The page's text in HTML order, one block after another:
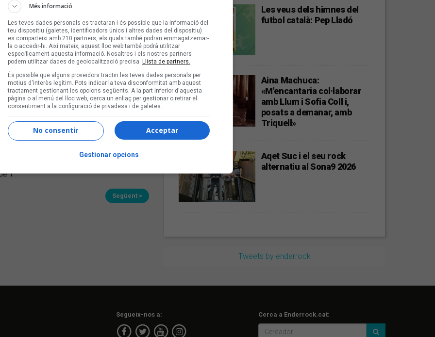
de Buhos amb Leire
Strippers de Rahola, Boc
dies
1
Següent >
Les veus dels himnes del
futbol català: Pep Lladó
Aina Machuca:
«M'encantaria col·laborar
amb Llum i Sofia Coll i,
posats a demanar, amb
Triquell»
Aqet Suc i el seu rock
alternatiu al Sona9 2026
Tweets by enderrock
Segueix-nos a: Cerca a Enderrock.cat:
Més informació
Les teves dades personals es tractaran i és possible que la informació del
teu dispositiu (galetes, identificadors únics i altres dades del dispositiu)
es comparteixi amb 210 partners, els quals també podran emmagatzemar-
la o accedir-hi. Així mateix, aquest lloc web també podrà utilitzar
específicament aquesta informació. Nosaltres i els nostres partners
podem utilitzar dades de geolocalització precisa. Llista de partners.
És possible que alguns proveïdors tractin les teves dades personals per
motius d'interès legítim. Pots indicar la teva disconformitat amb aquest
tractament gestionant les opcions següents. A la part inferior d'aquesta
pàgina o al menú del lloc web, cerca un enllaç per gestionar o retirar el
consentiment a la configuració de privadesa i de galetes.
Acceptar
No consentir
Gestionar opcions